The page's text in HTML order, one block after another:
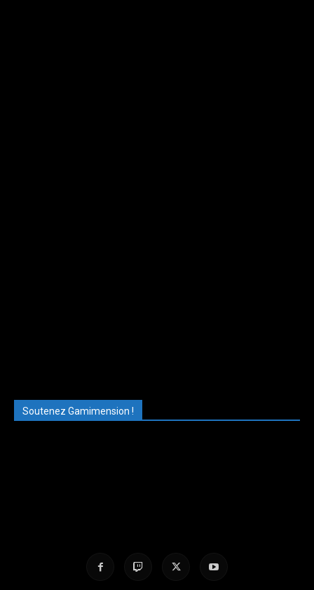
Soutenez Gamimension !